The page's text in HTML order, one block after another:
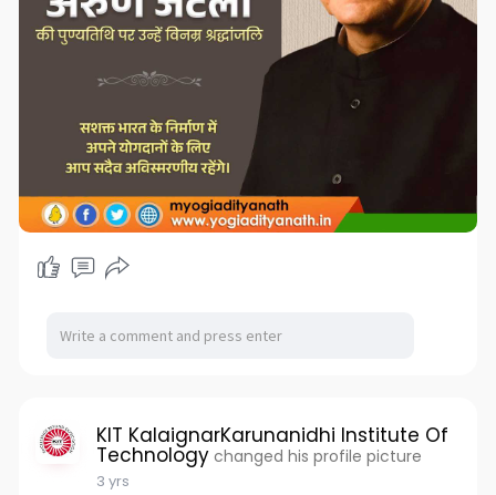
KIT KalaignarKarunanidhi Institute Of
Technology changed his profile picture
3 yrs